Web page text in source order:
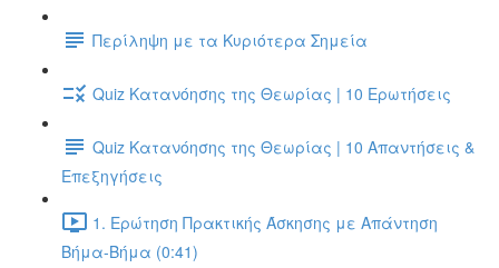
Περίληψη με τα Κυριότερα Σημεία
Quiz Κατανόησης της Θεωρίας | 10 Ερωτήσεις
Quiz Κατανόησης της Θεωρίας | 10 Απαντήσεις &
Επεξηγήσεις
1. Ερώτηση Πρακτικής Άσκησης με Απάντηση
Βήμα-Βήμα (0:41)